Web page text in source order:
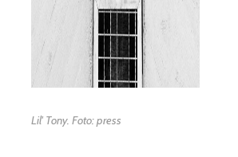
Lil' Tony. Foto: press